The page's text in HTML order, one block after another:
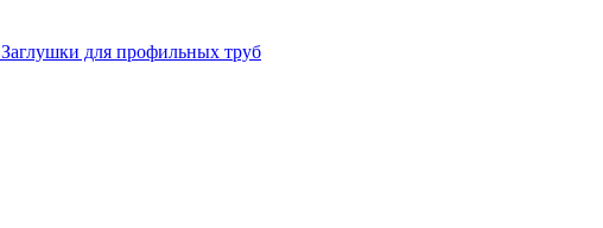
Заглушки для профильных труб